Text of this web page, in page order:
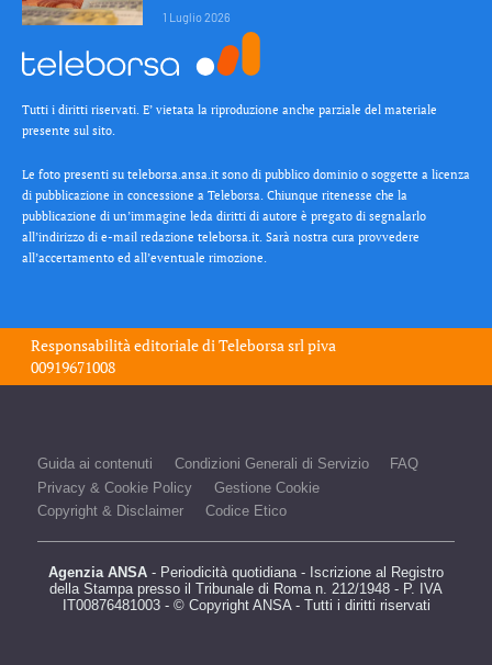
1 Luglio 2026
Tutti i diritti riservati. E’ vietata la riproduzione anche parziale del materiale
presente sul sito.
Le foto presenti su teleborsa.ansa.it sono di pubblico dominio o soggette a licenza
di pubblicazione in concessione a Teleborsa. Chiunque ritenesse che la
pubblicazione di un’immagine leda diritti di autore è pregato di segnalarlo
all’indirizzo di e-mail redazione teleborsa.it. Sarà nostra cura provvedere
all’accertamento ed all’eventuale rimozione.
Responsabilità editoriale diTeleborsa srlpiva
00919671008
Guida ai contenuti Condizioni Generali di Servizio
FAQ
Privacy & Cookie Policy
Gestione Cookie
Copyright & Disclaimer
Codice Etico
Agenzia ANSA - Periodicità quotidiana - Iscrizione al Registro
della Stampa presso il Tribunale di Roma n. 212/1948 - P. IVA
IT00876481003 - © Copyright ANSA - Tutti i diritti riservati